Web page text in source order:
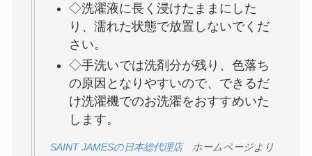
◇洗濯液に長く浸けたままにした
り、濡れた状態で放置しないでくだ
さい。
◇手洗いでは洗剤分が残り、色落ち
の原因となりやすいので、できるだ
け洗濯機でのお洗濯をおすすめいた
します。
SAINT JAMESの日本総代理店ホームページより